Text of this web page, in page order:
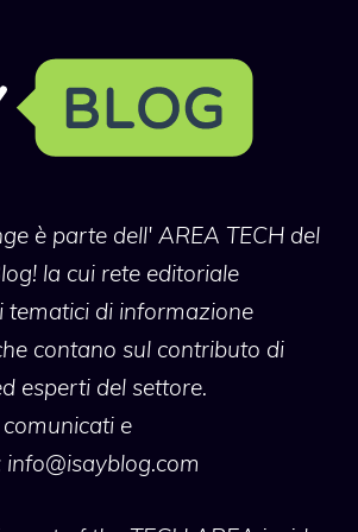
è parte dell' AREA TECH del
la cui rete editoriale
tematici di informazione
contano sul contributo di
esperti del settore.
e
info@isayblog.com